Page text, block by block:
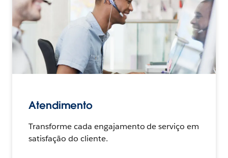
Atendimento
Transforme cada engajamento de serviço em
satisfação do cliente.